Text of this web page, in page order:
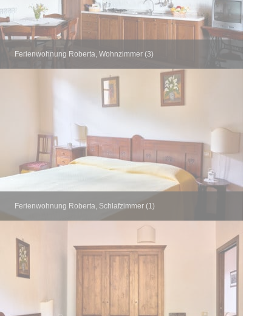
Ferienwohnung Roberta, Wohnzimmer (3)
Ferienwohnung Roberta, Schlafzimmer (1)